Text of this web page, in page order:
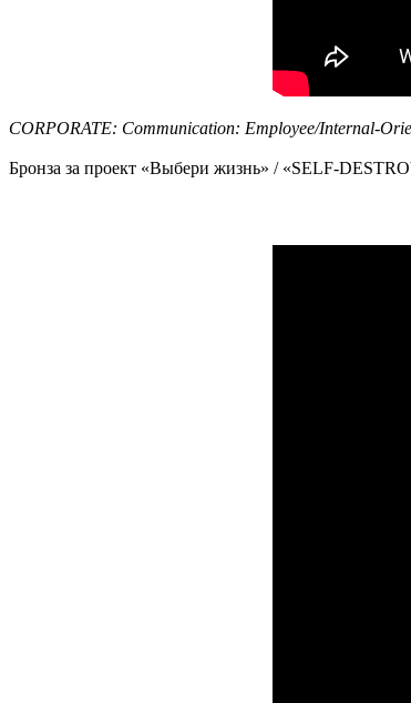
CORPORATE: Communication: Employee/Internal-
Бронза за проект «Выбери жизнь» / «SELF-